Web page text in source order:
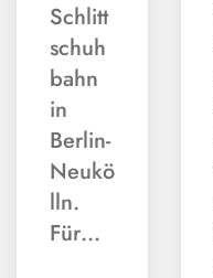
Schlitt
schuh
bahn
in
Berlin-
Neukö
lln.
Für…